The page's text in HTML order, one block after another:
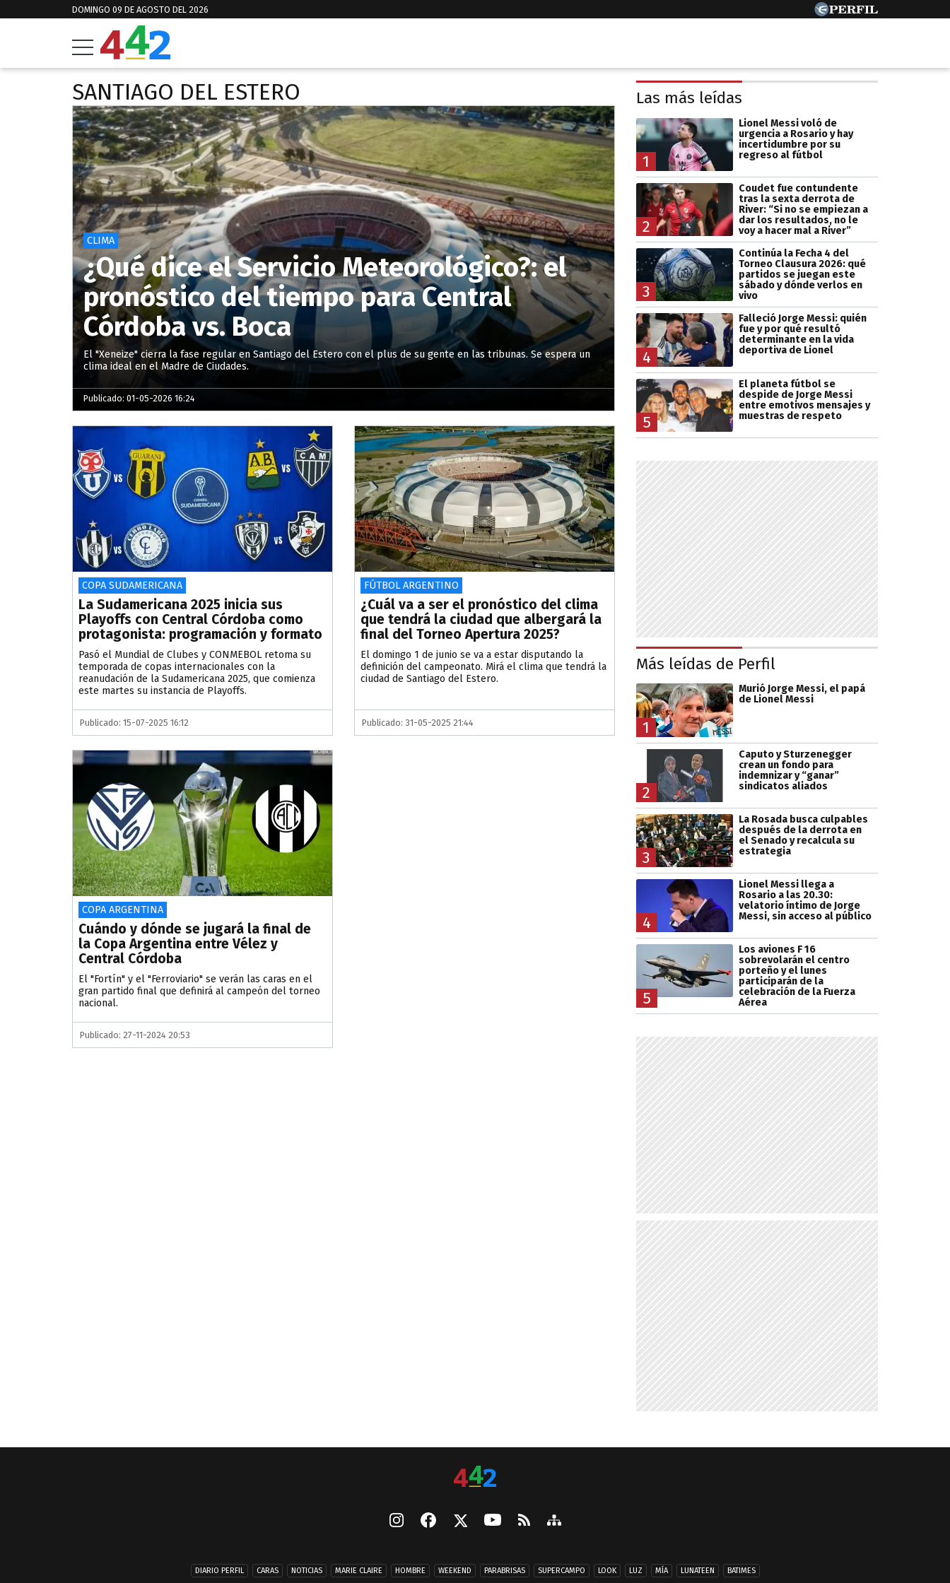
DOMINGO 09 DE AGOSTO DEL 2026
SANTIAGO DEL ESTERO
CLIMA
¿Qué dice el Servicio Meteorológico?: el
pronóstico del tiempo para Central
Córdoba vs. Boca
El "Xeneize" cierra la fase regular en Santiago del Estero con el plus de su gente en las tribunas. Se espera un
clima ideal en el Madre de Ciudades.
Publicado: 01-05-2026 16:24
COPA SUDAMERICANA
La Sudamericana 2025 inicia sus
Playoffs con Central Córdoba como
protagonista: programación y formato
Pasó el Mundial de Clubes y CONMEBOL retoma su
temporada de copas internacionales con la
reanudación de la Sudamericana 2025, que comienza
este martes su instancia de Playoffs.
Publicado: 15-07-2025 16:12
FÚTBOL ARGENTINO
¿Cuál va a ser el pronóstico del clima
que tendrá la ciudad que albergará la
final del Torneo Apertura 2025?
El domingo 1 de junio se va a estar disputando la
definición del campeonato. Mirá el clima que tendrá la
ciudad de Santiago del Estero.
Publicado: 31-05-2025 21:44
COPA ARGENTINA
Cuándo y dónde se jugará la final de
la Copa Argentina entre Vélez y
Central Córdoba
El "Fortín" y el "Ferroviario" se verán las caras en el
gran partido final que definirá al campeón del torneo
nacional.
Publicado: 27-11-2024 20:53
Las más leídas
1
Lionel Messi voló de
urgencia a Rosario y hay
incertidumbre por su
regreso al fútbol
2
Coudet fue contundente
tras la sexta derrota de
River: “Si no se empiezan a
dar los resultados, no le
voy a hacer mal a River”
3
Continúa la Fecha 4 del
Torneo Clausura 2026: qué
partidos se juegan este
sábado y dónde verlos en
vivo
4
Falleció Jorge Messi: quién
fue y por qué resultó
determinante en la vida
deportiva de Lionel
5
El planeta fútbol se
despide de Jorge Messi
entre emotivos mensajes y
muestras de respeto
Más leídas de Perfil
1
Murió Jorge Messi, el papá
de Lionel Messi
2
Caputo y Sturzenegger
crean un fondo para
indemnizar y “ganar”
sindicatos aliados
3
La Rosada busca culpables
después de la derrota en
el Senado y recalcula su
estrategia
4
Lionel Messi llega a
Rosario a las 20.30:
velatorio íntimo de Jorge
Messi, sin acceso al público
5
Los aviones F 16
sobrevolarán el centro
porteño y el lunes
participarán de la
celebración de la Fuerza
Aérea
DIARIO PERFIL CARAS NOTICIAS MARIE CLAIRE HOMBRE WEEKEND PARABRISAS SUPERCAMPO LOOK LUZ MÍA LUNATEEN BATIMES